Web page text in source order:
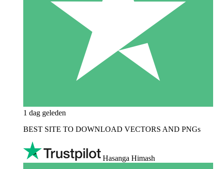
1 dag geleden
BEST SITE TO DOWNLOAD VECTORS AND PNGs
Hasanga Himash